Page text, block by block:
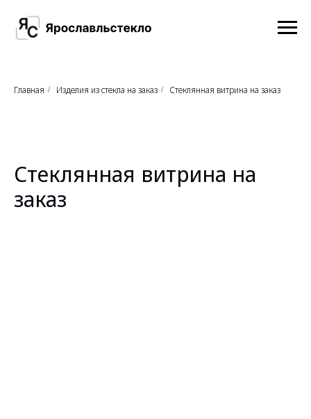
Главная / Изделия из стекла на заказ / Стеклянная витрина на заказ
Стеклянная витрина на
заказ